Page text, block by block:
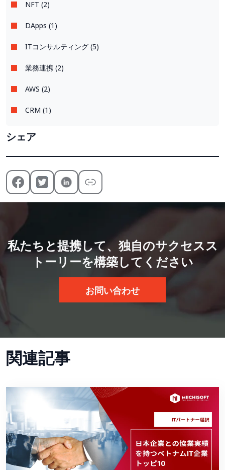
NFT (2)
DApps (1)
ITコンサルティング (5)
業務連携 (2)
AWS (2)
CRM (1)
シェア
私たちと提携して、独自のサクセスス
トーリーを構築してください
お問い合わせ
関連記事